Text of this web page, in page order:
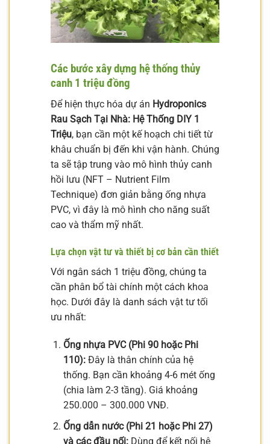
Các bước xây dựng hệ thống thủy
canh 1 triệu đồng
Để hiện thực hóa dự án Hydroponics
Rau Sạch Tại Nhà: Hệ Thống DIY 1
Triệu, bạn cần một kế hoạch chi tiết từ
khâu chuẩn bị đến khi vận hành. Chúng
ta sẽ tập trung vào mô hình thủy canh
hồi lưu (NFT – Nutrient Film
Technique) đơn giản bằng ống nhựa
PVC, vì đây là mô hình cho năng suất
cao và thẩm mỹ nhất.
Lựa chọn vật tư và thiết bị cơ bản cần thiết
Với ngân sách 1 triệu đồng, chúng ta
cần phân bổ tài chính một cách khoa
học. Dưới đây là danh sách vật tư tối
ưu nhất:
Ống nhựa PVC (Phi 90 hoặc Phi
110):Đây là thân chính của hệ
thống. Bạn cần khoảng 4-6 mét ống
(chia làm 2-3 tầng). Giá khoảng
250.000 – 300.000 VNĐ.
Ống dẫn nước (Phi 21 hoặc Phi 27)
và các đầu nối:Dùng để kết nối hệ